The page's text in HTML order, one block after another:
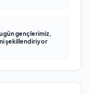
gençlerimiz,
şekillendiriyor